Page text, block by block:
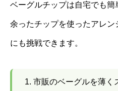
ベーグルチップは自宅でも簡
余ったチップを使ったアレ
にも挑戦できます。
市販のベーグルを薄く